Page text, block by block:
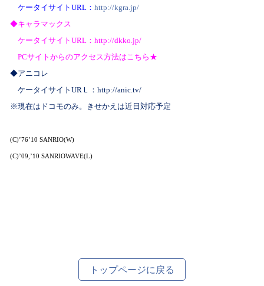
ケータイサイト URL ： http://kgra.jp/
◆キャラマックス
ケータイサイト URL ： http://dkko.jp/
PCサイトからのアクセス方法はこちら★
◆アニコレ
ケータイサイト UR Ｌ ： http://anic.tv/
※現在はドコモのみ。きせかえは近日対応予定
(C)’76’10 SANRIO(W)
(C)’09,’10 SANRIOWAVE(L)
トップページに戻る